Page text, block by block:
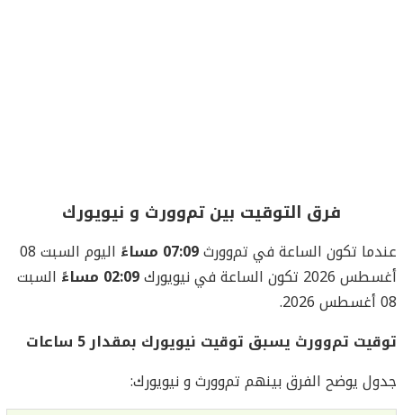
فرق التوقيت بين تم‌وورث و نيويورك
عندما تكون الساعة في تم‌وورث07:09 مساءً
اليوم السبت 08
أغسطس 2026 تكون الساعة في نيويورك
02:09 مساءً
السبت
08 أغسطس 2026.
توقيت تم‌وورث يسبق توقيت نيويورك بمقدار 5 ساعات
جدول يوضح الفرق بينهم تم‌وورث و نيويورك: